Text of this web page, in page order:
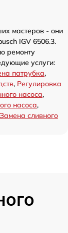
мастеров - они
IGV 6506.3.
ремонту
услуги:
патрубка,
, Регулировка
насоса,
насоса,
Замена сливного